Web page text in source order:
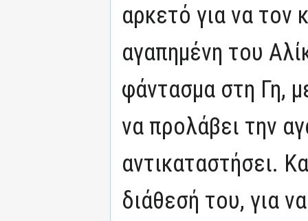
αρκετό για να τον
αγαπημένη του
φάντασμα στη Γη,
να προλάβει την
αντικαταστήσει.
διάθεσή του, για